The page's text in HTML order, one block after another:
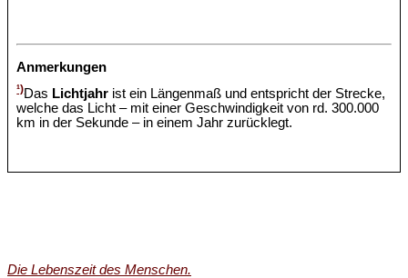
Anmerkungen
¹)Das Lichtjahr ist ein Längenmaß und entspricht der Strecke,
welche das Licht – mit einer Geschwindigkeit von rd. 300.000
km in der Sekunde – in einem Jahr zurücklegt.
Die Lebenszeit des Menschen.